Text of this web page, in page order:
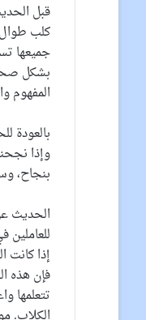
قبل
كلب
جميعها
بشكل
المفهوم
بالعودة
وإذا
بنجاح،
الحديث
إذا
فإن هذه
تتعلمها